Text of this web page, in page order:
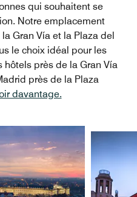
qui souhaitent se
Notre emplacement
Gran Vía et la Plaza del
le choix idéal pour les
près de la Gran Vía
près de la Plaza
davantage.